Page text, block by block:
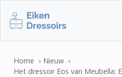
Home
Nieuw
Het dressoir Eos van Meubella: